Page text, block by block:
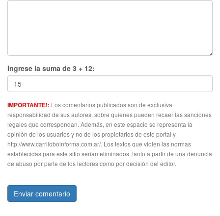
Ingrese la suma de 3 + 12:
IMPORTANTE!: Los comentarios publicados son de exclusiva
responsabilidad de sus autores, sobre quienes pueden recaer las sanciones
legales que correspondan. Además, en este espacio se representa la
opinión de los usuarios y no de los propietarios de este portal y
http://www.carriloboinforma.com.ar/. Los textos que violen las normas
establecidas para este sitio serían eliminados, tanto a partir de una denuncia
de abuso por parte de los lectores como por decisión del editor.
Enviar comentario